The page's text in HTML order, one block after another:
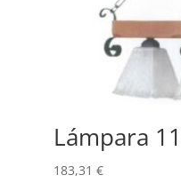
Lámpara
183,31 €